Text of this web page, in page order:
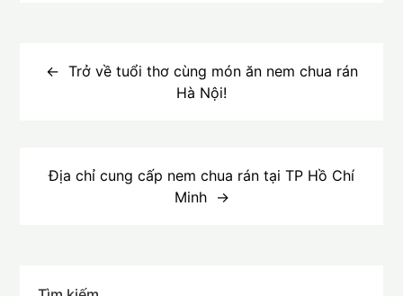
hướngTrở về tuổi thơ cùng món ăn nem chua rán
Hà Nội!
Địa chỉ cung cấp nem chua rán tại TP Hồ Chí
Minh